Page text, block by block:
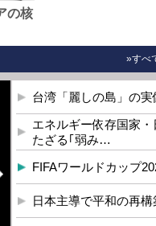
の核
»すべ
台湾「麗しの島」の実
エネルギー依存国家
たざる｢弱み…
FIFAワールドカップ
日本主導で平和の再構